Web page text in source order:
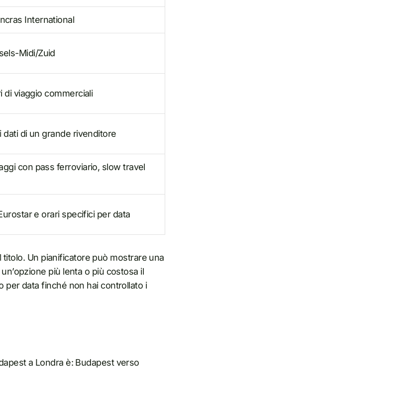
International
Midi/Zuid
di viaggio commerciali
dati di un grande rivenditore
con pass ferroviario, slow travel
e orari specifici per data
Un pianificatore può mostrare una
più lenta o più costosa il
per data finché non hai controllato i
a Londra è: Budapest verso